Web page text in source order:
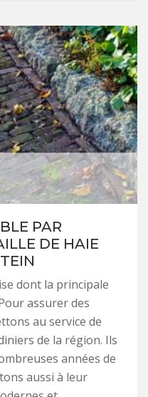
PAR
DE HAIE
dont la principale
assurer des
au service de
de la région. Ils
années de
aussi à leur